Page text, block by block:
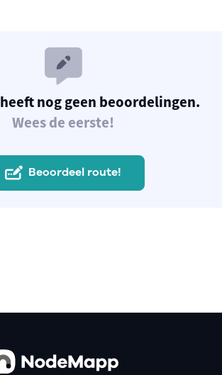
nog geen beoordelingen.
Wees de eerste!
Beoordeel route!